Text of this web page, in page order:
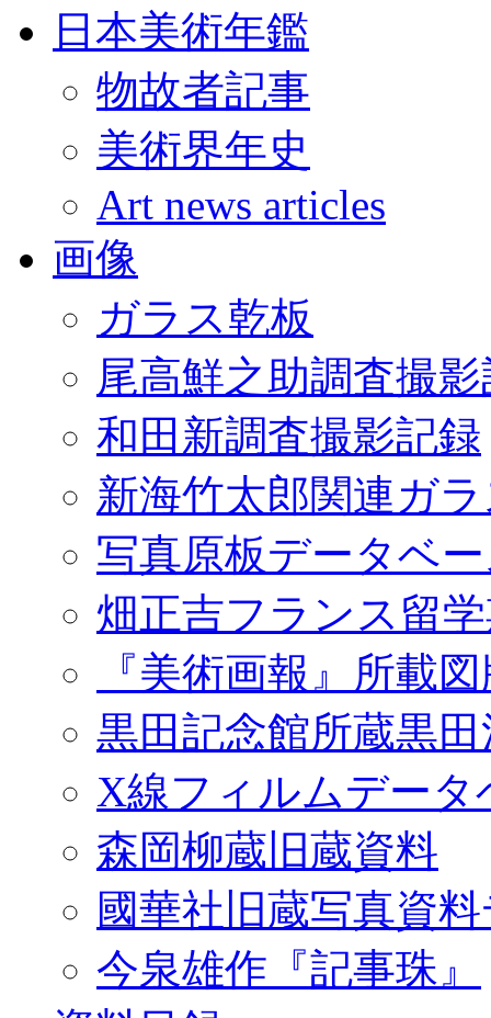
日本美術年鑑
物故者記事
美術界年史
Art news articles
画像
ガラス乾板
尾高鮮之助調査撮
和田新調査撮影記録
新海竹太郎関連ガ
写真原板データベ
畑正吉フランス留
『美術画報』所載
黒田記念館所蔵黒
X線フィルムデータ
森岡柳蔵旧蔵資料
國華社旧蔵写真資
今泉雄作『記事珠』